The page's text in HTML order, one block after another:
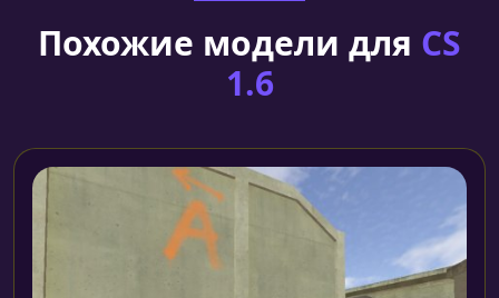
Похожие модели для CS
1.6